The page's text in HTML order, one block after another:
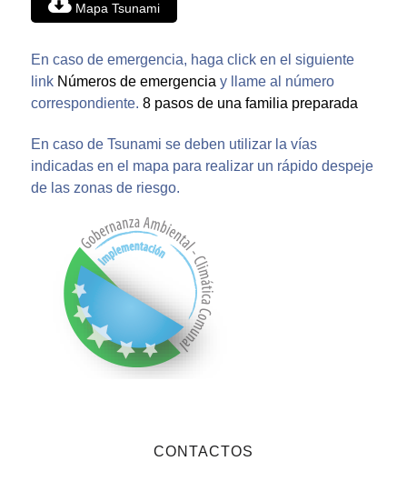
Mapa Tsunami
En caso de emergencia, haga click en el siguiente
link Números de emergencia y llame al número
correspondiente. 8 pasos de una familia preparada
En caso de Tsunami se deben utilizar la vías
indicadas en el mapa para realizar un rápido despeje
de las zonas de riesgo.
CONTACTOS